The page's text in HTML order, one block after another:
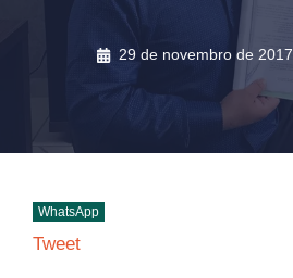
29 de novembro de 2017
WhatsApp
Tweet